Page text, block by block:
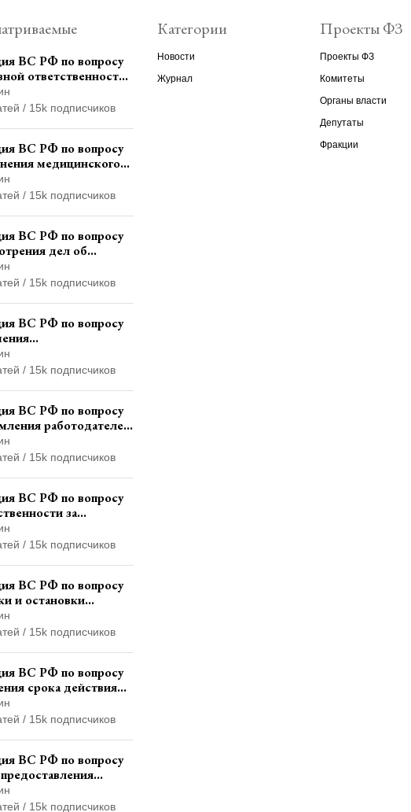
ВС РФ по вопросу
ответственности
в
/ 15k подписчиков
ВС РФ по вопросу
медицинского
при
/ 15k подписчиков
ВС РФ по вопросу
дел об
по месту
/ 15k подписчиков
ВС РФ по вопросу
в виде лишения
/ 15k подписчиков
ВС РФ по вопросу
работодателем
трудового
с бывшим
/ 15k подписчиков
ВС РФ по вопросу
за
при проведении
/ 15k подписчиков
ВС РФ по вопросу
и остановки
средства на
и квалификации
/ 15k подписчиков
ВС РФ по вопросу
срока действия
знаков
государства и
/ 15k подписчиков
ВС РФ по вопросу
финансового
кандидатом в
/ 15k подписчиков
Категории
Новости
Журнал
Проекты ФЗ
Проекты ФЗ
Комитеты
Органы власти
Депутаты
Фракции